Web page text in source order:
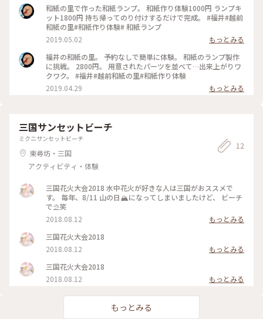
和紙の里で作った和紙ランプ。 和紙作り体験1000円 ランプキ
ット1800円 持ち帰ってのり付けするだけで完成。 #福井#越前
和紙の里#和紙作り体験# 和紙ランプ
2019.05.02
もっとみる
福井の和紙の里。 予約なしで簡単に体験。 和紙のランプ製作
に挑戦。 2800円。 用意されたパーツを並べて…出来上がりワ
クワク。 #福井#越前和紙の里#和紙作り体験
2019.04.29
もっとみる
三国サンセットビーチ
ミクニサンセットビーチ
東尋坊・三国
アクティビティ・体験
12
三国花火大会2018 水中花火が好きな人は三国がおススメで
す。 毎年、8/11 山の日🏔になってしまいましたけど、 ビーチ
で⛱笑
2018.08.12
もっとみる
三国花火大会2018
2018.08.12
もっとみる
三国花火大会2018
2018.08.12
もっとみる
もっとみる